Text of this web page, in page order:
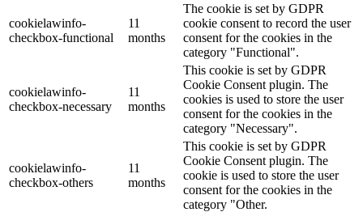
cookielawinfo-
checkbox-functional
11
months
The cookie is set by GDPR
cookie consent to record the user
consent for the cookies in the
category "Functional".
cookielawinfo-
checkbox-necessary
11
months
This cookie is set by GDPR
Cookie Consent plugin. The
cookies is used to store the user
consent for the cookies in the
category "Necessary".
cookielawinfo-
checkbox-others
11
months
This cookie is set by GDPR
Cookie Consent plugin. The
cookie is used to store the user
consent for the cookies in the
category "Other.